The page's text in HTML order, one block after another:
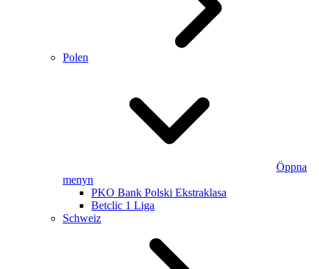
Polen
Öppna
menyn
PKO Bank Polski Ekstraklasa
Betclic 1 Liga
Schweiz